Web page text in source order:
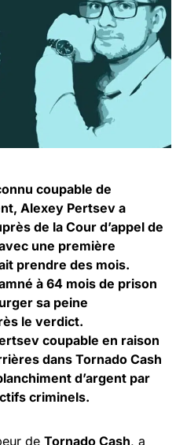
coupable de
Alexey Pertsev a
de la Cour d’appel de
une première
prendre des mois.
à 64 mois de prison
sa peine
le verdict.
coupable en raison
dans Tornado Cash
d’argent par
criminels.
de Tornado Cash, a